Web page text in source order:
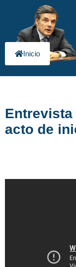
Inicio
Entrevista
acto de